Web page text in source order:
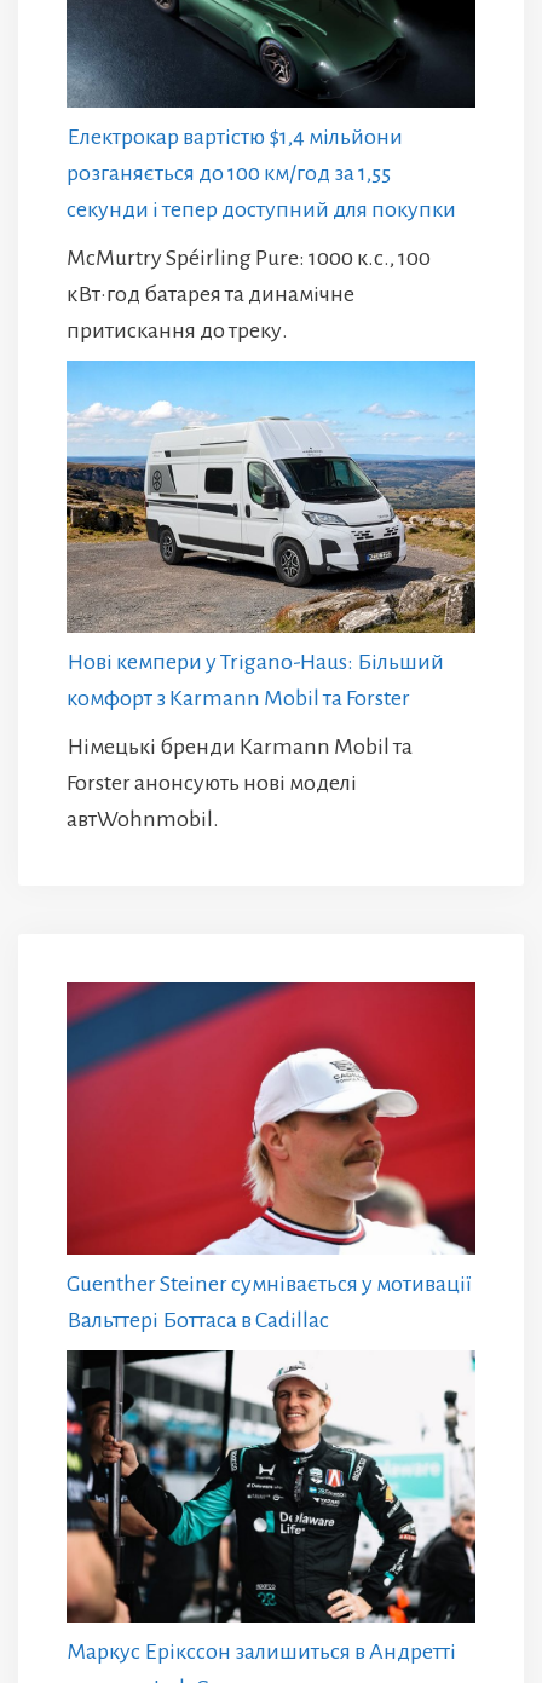
Електрокар вартістю $1,4 мільйони
розганяється до 100 км/год за 1,55
секунди і тепер доступний для покупки
McMurtry Spéirling Pure: 1000 к.с., 100
кВт·год батарея та динамічне
притискання до треку.
Нові кемпери у Trigano-Haus: Більший
комфорт з Karmann Mobil та Forster
Німецькі бренди Karmann Mobil та
Forster анонсують нові моделі
автWohnmobil.
Guenther Steiner сумнівається у мотивації
Вальттері Боттаса в Cadillac
Маркус Ерікссон залишиться в Андретті